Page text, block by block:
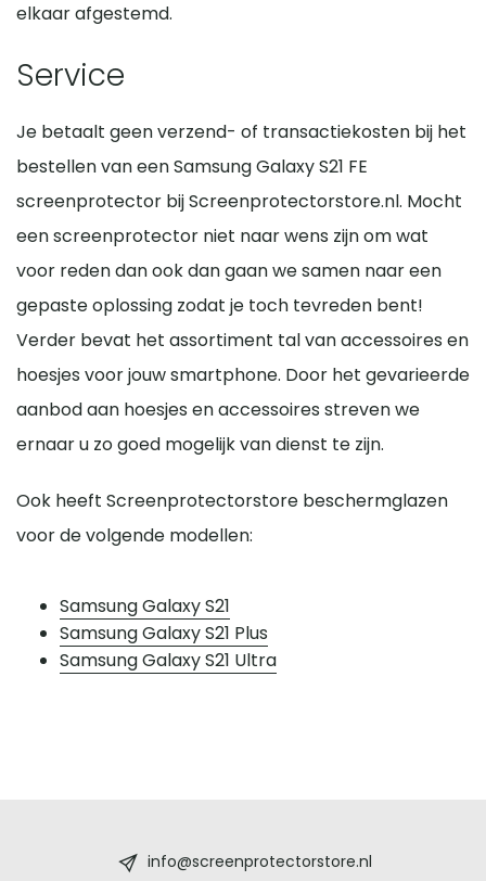
elkaar afgestemd.
Service
Je betaalt geen verzend- of transactiekosten bij het
bestellen van een Samsung Galaxy S21 FE
screenprotector bij Screenprotectorstore.nl. Mocht
een screenprotector niet naar wens zijn om wat
voor reden dan ook dan gaan we samen naar een
gepaste oplossing zodat je toch tevreden bent!
Verder bevat het assortiment tal van accessoires en
hoesjes voor jouw smartphone. Door het gevarieerde
aanbod aan hoesjes en accessoires streven we
ernaar u zo goed mogelijk van dienst te zijn.
Ook heeft Screenprotectorstore beschermglazen
voor de volgende modellen:
Samsung Galaxy S21
Samsung Galaxy S21 Plus
Samsung Galaxy S21 Ultra
info@screenprotectorstore.nl